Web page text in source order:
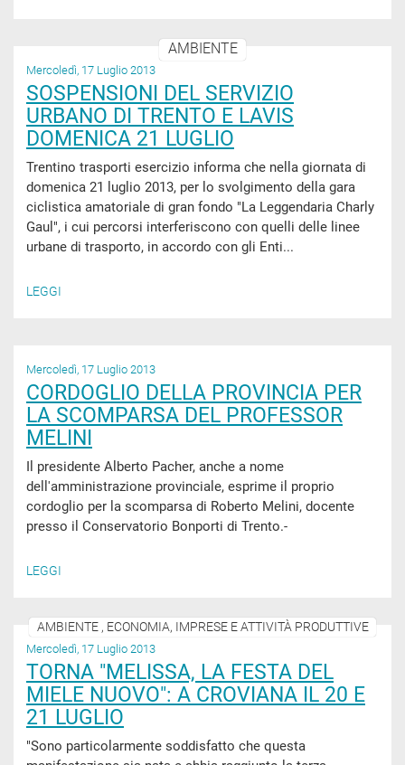
AMBIENTE
Mercoledì, 17 Luglio 2013
SOSPENSIONI DEL SERVIZIO
URBANO DI TRENTO E LAVIS
DOMENICA 21 LUGLIO
Trentino trasporti esercizio informa che nella giornata di
domenica 21 luglio 2013, per lo svolgimento della gara
ciclistica amatoriale di gran fondo "La Leggendaria Charly
Gaul", i cui percorsi interferiscono con quelli delle linee
urbane di trasporto, in accordo con gli Enti...
LEGGI
Mercoledì, 17 Luglio 2013
CORDOGLIO DELLA PROVINCIA PER
LA SCOMPARSA DEL PROFESSOR
MELINI
Il presidente Alberto Pacher, anche a nome
dell'amministrazione provinciale, esprime il proprio
cordoglio per la scomparsa di Roberto Melini, docente
presso il Conservatorio Bonporti di Trento.-
LEGGI
AMBIENTE , ECONOMIA, IMPRESE E ATTIVITÀ PRODUTTIVE
Mercoledì, 17 Luglio 2013
TORNA "MELISSA, LA FESTA DEL
MIELE NUOVO": A CROVIANA IL 20 E
21 LUGLIO
"Sono particolarmente soddisfatto che questa